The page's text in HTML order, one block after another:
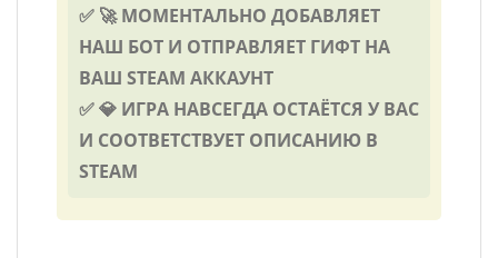
✅ 🚀 МОМЕНТАЛЬНО ДОБАВЛЯЕТ
НАШ БОТ И ОТПРАВЛЯЕТ ГИФТ НА
ВАШ STEAM АККАУНТ
✅ 💎 ИГРА НАВСЕГДА ОСТАЁТСЯ У ВАС
И СООТВЕТСТВУЕТ ОПИСАНИЮ В
STEAM